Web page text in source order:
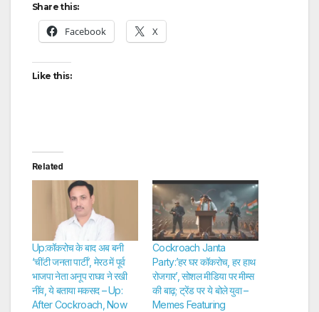
Share this:
Facebook X
Like this:
Related
Up:कॉकरोच के बाद अब बनी
‘चींटी जनता पार्टी’, मेरठ में पूर्व
भाजपा नेता अनूप राघव ने रखी
नींव, ये बताया मकसद – Up:
After Cockroach, Now
Cockroach Janta
Party:’हर घर कॉकरोच, हर हाथ
रोजगार’, सोशल मीडिया पर मीम्स
की बाढ़; ट्रेंड पर ये बोले युवा –
Memes Featuring